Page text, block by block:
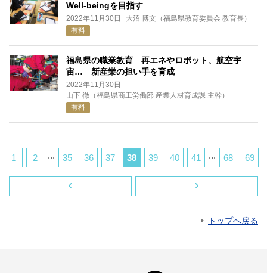
Well-beingを目指す
2022年11月30日
大沼 博文（福島県教育委員会 教育長）
有料
福島県の職業教育 再エネやロボット、航空宇
宙… 新産業の担い手を育成
2022年11月30日
山下 徹（福島県商工労働部 産業人材育成課 主幹）
有料
‹
1 2 ... 35 36 37 38 39 40 41 ... 68 69
›
トップへ戻る